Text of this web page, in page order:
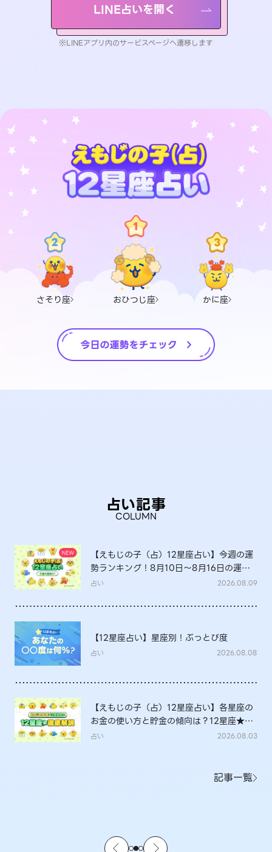
LINE占いを開く
※LINEアプリ内のサービスページへ遷移します
さそり座 おひつじ座 かに座
占い記事
COLUMN
【えもじの子（占）12星座占い】今週の運
勢ランキング！8月10日～8月16日の運勢
は？
占い 2026.08.09
【12星座占い】星座別！ぶっとび度
占い 2026.08.08
【えもじの子（占）12星座占い】各星座の
お金の使い方と貯金の傾向は？12星座★徹
底解説
占い 2026.08.03
記事一覧